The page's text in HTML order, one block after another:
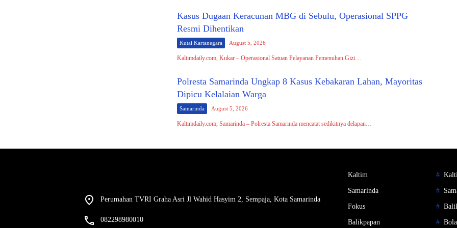
Kasus Dugaan Keracunan MBG di Sebulu, Operasional SPPG
Resmi Dihentikan
Kutai Kartanegara August 5, 2026
Kaltimdaily.com, Kukar – Operasional Satuan Pelayanan Pemenuhan Gizi…
Polresta Samarinda Ungkap 8 Kasus Kebakaran Lahan, Mayoritas
Dipicu Kelalaian Warga
Samarinda August 5, 2026
Kaltimdaily.com, Samarinda – Polresta Samarinda mencatat sedikitnya delapan…
Perumahan TVRI Graha Asri Jl Wahid Hasyim 2, Sempaja, Kota Samarinda
082298980010
Kaltim
Samarinda
Fokus
Balikpapan Bola